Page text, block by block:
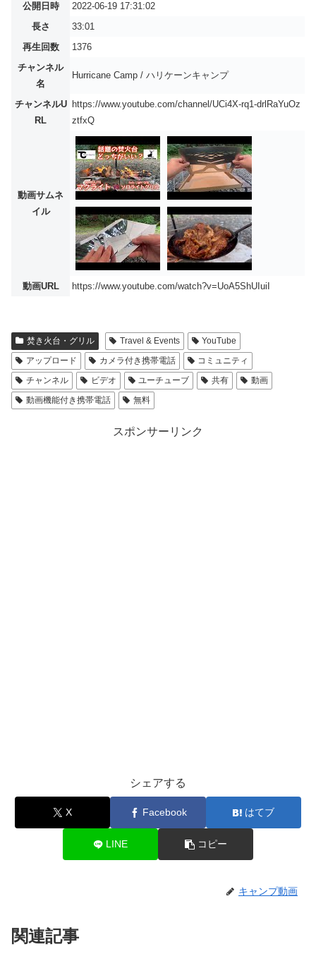
公開日時
2022-06-19 17:31:02
長さ
33:01
再生回数
1376
チャンネル
名
Hurricane Camp / ハリケーンキャンプ
チャンネルU
RL
https://www.youtube.com/channel/UCi4X-rq1-drlRaYuOz
ztfxQ
動画サムネ
イル
動画URL https://www.youtube.com/watch?v=UoA5ShUIuiI
焚き火台・グリル Travel & Events
YouTube
アップロード
カメラ付き携帯電話
コミュニティ
チャンネル
ビデオ ユーチューブ 共有
動画
動画機能付き携帯電話
無料
スポンサーリンク
シェアする
X Facebook はてブ
LINE コピー
キャンプ動画
関連記事